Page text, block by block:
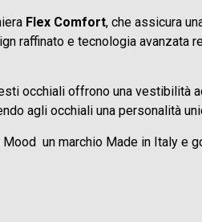
Flex Comfort, che assicura
raffinato e tecnologia
occhiali offrono una
agli occhiali una personalità
un marchio Made in Italy e